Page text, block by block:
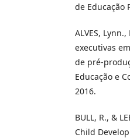
de Educação
ALVES,
executivas
de pré-
Educação e
2016.
BULL, R., &
Child